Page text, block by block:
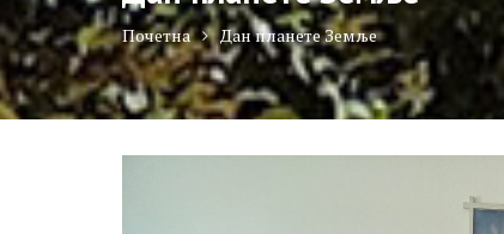
Почетна Дан планете Земље